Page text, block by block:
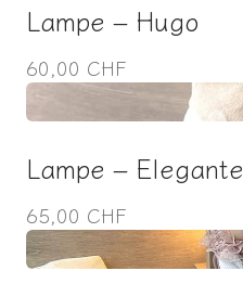
Lampe – Hugo
60,00 CHF
Lampe – Elegante
65,00 CHF